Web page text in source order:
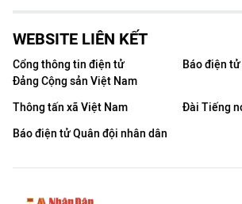
WEBSITE LIÊN KẾT
Cổng thông tin điện tử
Đảng Cộng sản Việt Nam
Báo điện
Thông tấn xã Việt Nam
Đài Tiếng
Báo điện tử Quân đội nhân dân